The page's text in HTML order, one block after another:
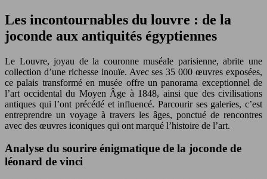
Les incontournables du louvre : de la
joconde aux antiquités égyptiennes
Le Louvre, joyau de la couronne muséale parisienne, abrite une
collection d’une richesse inouïe. Avec ses 35 000 œuvres exposées,
ce palais transformé en musée offre un panorama exceptionnel de
l’art occidental du Moyen Âge à 1848, ainsi que des civilisations
antiques qui l’ont précédé et influencé. Parcourir ses galeries, c’est
entreprendre un voyage à travers les âges, ponctué de rencontres
avec des œuvres iconiques qui ont marqué l’histoire de l’art.
Analyse du sourire énigmatique de la joconde de
léonard de vinci